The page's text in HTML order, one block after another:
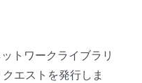
トワークライブラリ
エストを発行しま